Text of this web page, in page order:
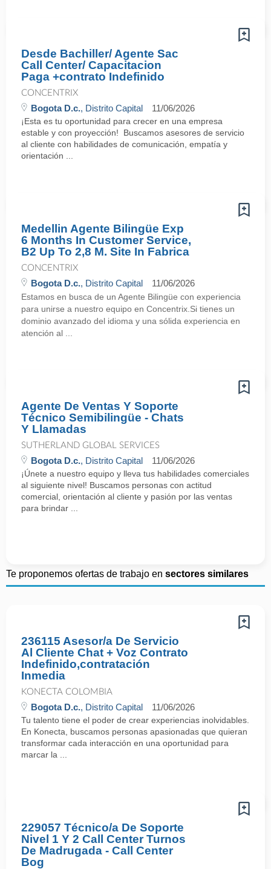
Desde Bachiller/ Agente Sac
Call Center/ Capacitacion
Paga +contrato Indefinido
CONCENTRIX
Bogota D.c., Distrito Capital 11/06/2026
¡Esta es tu oportunidad para crecer en una empresa
estable y con proyección! Buscamos asesores de servicio
al cliente con habilidades de comunicación, empatía y
orientación ...
Medellin Agente Bilingüe Exp
6 Months In Customer Service,
B2 Up To 2,8 M. Site In Fabrica
CONCENTRIX
Bogota D.c., Distrito Capital 11/06/2026
Estamos en busca de un Agente Bilingüe con experiencia
para unirse a nuestro equipo en Concentrix.Si tienes un
dominio avanzado del idioma y una sólida experiencia en
atención al ...
Agente De Ventas Y Soporte
Técnico Semibilingüe - Chats
Y Llamadas
SUTHERLAND GLOBAL SERVICES
Bogota D.c., Distrito Capital 11/06/2026
¡Únete a nuestro equipo y lleva tus habilidades comerciales
al siguiente nivel! Buscamos personas con actitud
comercial, orientación al cliente y pasión por las ventas
para brindar ...
Te proponemos ofertas de trabajo en sectores similares
236115 Asesor/a De Servicio
Al Cliente Chat + Voz Contrato
Indefinido,contratación
Inmedia
KONECTA COLOMBIA
Bogota D.c., Distrito Capital 11/06/2026
Tu talento tiene el poder de crear experiencias inolvidables.
En Konecta, buscamos personas apasionadas que quieran
transformar cada interacción en una oportunidad para
marcar la ...
229057 Técnico/a De Soporte
Nivel 1 Y 2 Call Center Turnos
De Madrugada - Call Center
Bog